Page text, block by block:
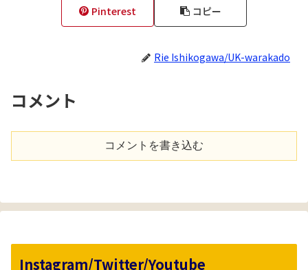
Pinterest コピー
Rie Ishikogawa/UK-warakado
コメント
コメントを書き込む
Instagram/Twitter/Youtube